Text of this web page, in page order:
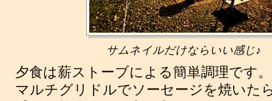
サムネイルだけならいい感じ♪
夕食は薪ストーブによる簡単調理です。
マルチグリドルでソーセージを焼いた